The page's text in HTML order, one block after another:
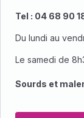
Tel : 04 68 90
Du lundi au
Le samedi de
Sourds et